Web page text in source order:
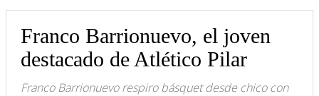
Franco Barrionuevo, el joven
destacado de Atlético Pilar
Franco Barrionuevo respiro básquet desde chico con